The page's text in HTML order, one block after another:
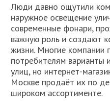
Люди давно ощутили
наружное освещение
современные фонари,
важную роль и создают
жизни. Многие компании
потребителям варианты
улиц, но интернет-
Москве продаёт их по
широком ассортименте.